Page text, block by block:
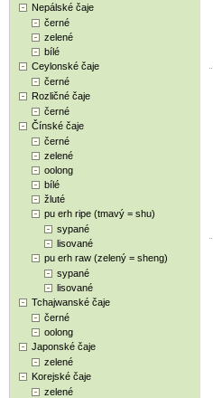
Nepálské čaje
černé
zelené
bílé
Ceylonské čaje
černé
Rozličné čaje
černé
Čínské čaje
černé
zelené
oolong
bílé
žluté
pu erh ripe (tmavý = shu)
sypané
lisované
pu erh raw (zelený = sheng)
sypané
lisované
Tchajwanské čaje
černé
oolong
Japonské čaje
zelené
Korejské čaje
zelené